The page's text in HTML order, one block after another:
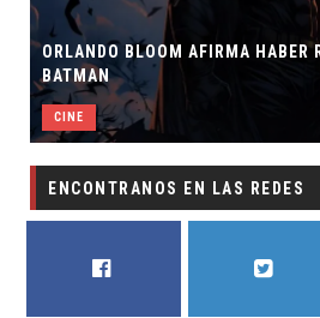
ORLANDO BLOOM AFIRMA HABER
BATMAN
CINE
ENCONTRANOS EN LAS REDES